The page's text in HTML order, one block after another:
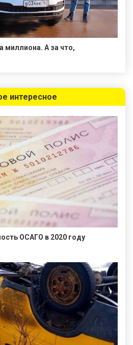
миллиона. А за что,
интересное
ОСАГО в 2020 году